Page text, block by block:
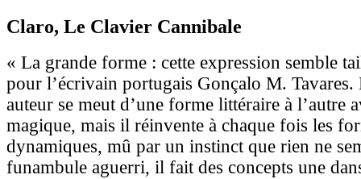
Claro, Le Clavier Cannibale
« La grande forme : cette expression semble
pour l’écrivain portugais Gonçalo M. Tavares.
auteur se meut d’une forme littéraire à l’autre
magique, mais il réinvente à chaque fois les
dynamiques, mû par un instinct que rien ne
funambule aguerri, il fait des concepts une